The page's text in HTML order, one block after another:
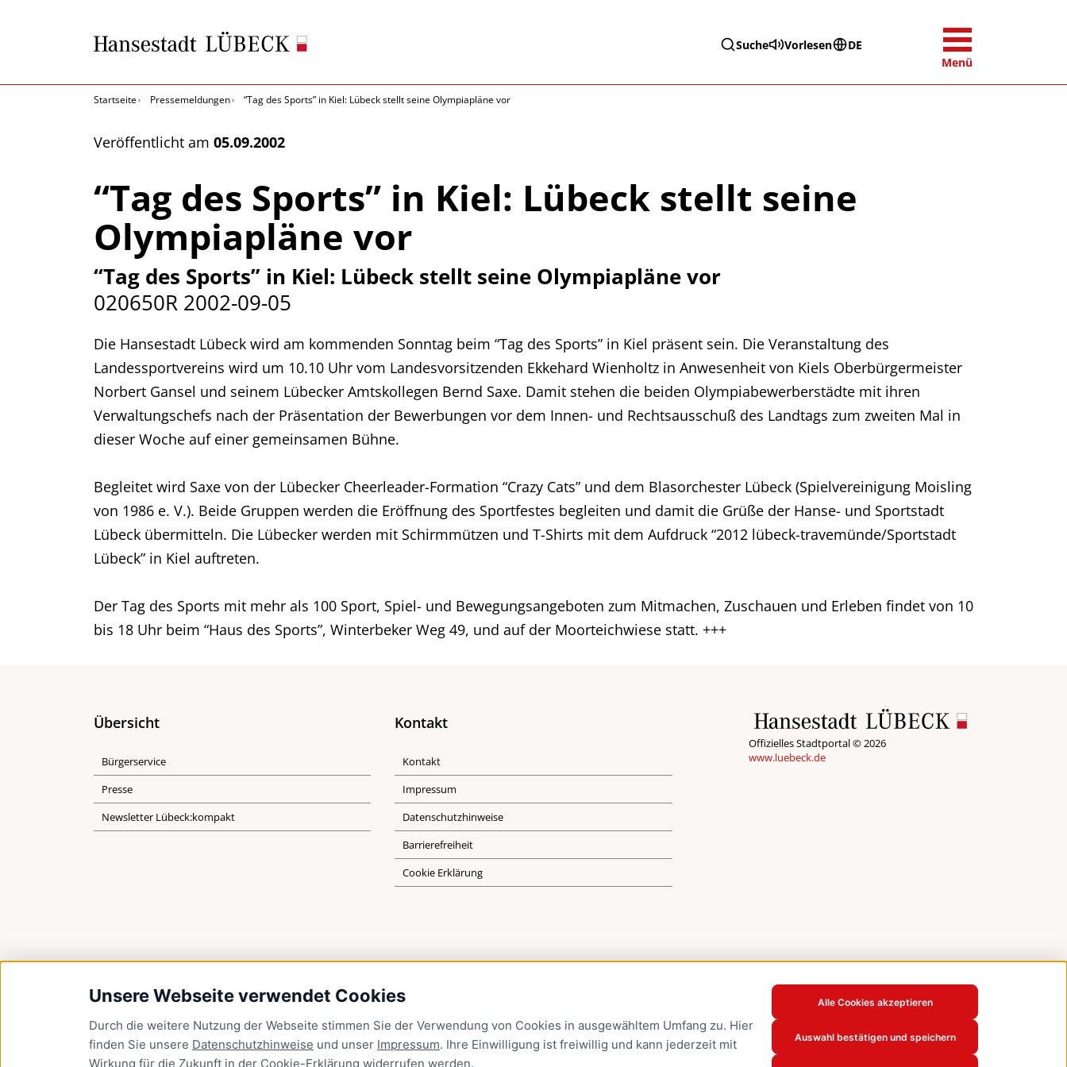
Unsere Webseite verwendet Cookies
Durch die weitere Nutzung der Webseite stimmen Sie der Verwendung von Cookies in ausgewähltem Umfang zu. Hier
finden Sie unsere Datenschutzhinweise und unser Impressum. Ihre Einwilligung ist freiwillig und kann jederzeit mit
Wirkung für die Zukunft in der Cookie-Erklärung widerrufen werden.
Alle Cookies akzeptieren
Auswahl bestätigen und speichern
Suche Vorlesen
DE
Menü
Startseite Pressemeldungen “Tag des Sports” in Kiel: Lübeck stellt seine Olympiapläne vor
Veröffentlicht am 05.09.2002
“Tag des Sports” in Kiel: Lübeck stellt seine
Olympiapläne vor
“Tag des Sports” in Kiel: Lübeck stellt seine Olympiapläne vor
020650R 2002-09-05
Die Hansestadt Lübeck wird am kommenden Sonntag beim “Tag des Sports” in Kiel präsent sein. Die Veranstaltung des
Landessportvereins wird um 10.10 Uhr vom Landesvorsitzenden Ekkehard Wienholtz in Anwesenheit von Kiels Oberbürgermeister
Norbert Gansel und seinem Lübecker Amtskollegen Bernd Saxe. Damit stehen die beiden Olympiabewerberstädte mit ihren
Verwaltungschefs nach der Präsentation der Bewerbungen vor dem Innen- und Rechtsausschuß des Landtags zum zweiten Mal in
dieser Woche auf einer gemeinsamen Bühne.
Begleitet wird Saxe von der Lübecker Cheerleader-Formation “Crazy Cats” und dem Blasorchester Lübeck (Spielvereinigung Moisling
von 1986 e. V.). Beide Gruppen werden die Eröffnung des Sportfestes begleiten und damit die Grüße der Hanse- und Sportstadt
Lübeck übermitteln. Die Lübecker werden mit Schirmmützen und T-Shirts mit dem Aufdruck “2012 lübeck-travemünde/Sportstadt
Lübeck” in Kiel auftreten.
Der Tag des Sports mit mehr als 100 Sport, Spiel- und Bewegungsangeboten zum Mitmachen, Zuschauen und Erleben findet von 10
bis 18 Uhr beim “Haus des Sports”, Winterbeker Weg 49, und auf der Moorteichwiese statt. +++
Übersicht
Bürgerservice
Presse
Newsletter Lübeck:kompakt
Kontakt
Kontakt
Impressum
Datenschutzhinweise
Barrierefreiheit
Cookie Erklärung
Offizielles Stadtportal © 2026
www.luebeck.de